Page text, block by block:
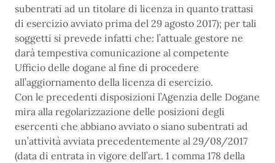
subentrati ad un titolare di licenza in quanto trattasi
di esercizio avviato prima del 29 agosto 2017); per tali
soggetti si prevede infatti che: l’attuale gestore ne
darà tempestiva comunicazione al competente
Ufficio delle dogane al fine di procedere
all’aggiornamento della licenza di esercizio.
Con le precedenti disposizioni l’Agenzia delle Dogane
mira alla regolarizzazione delle posizioni degli
esercenti che abbiano avviato o siano subentrati ad
un’attività avviata precedentemente al 29/08/2017
(data di entrata in vigore dell’art. 1 comma 178 della